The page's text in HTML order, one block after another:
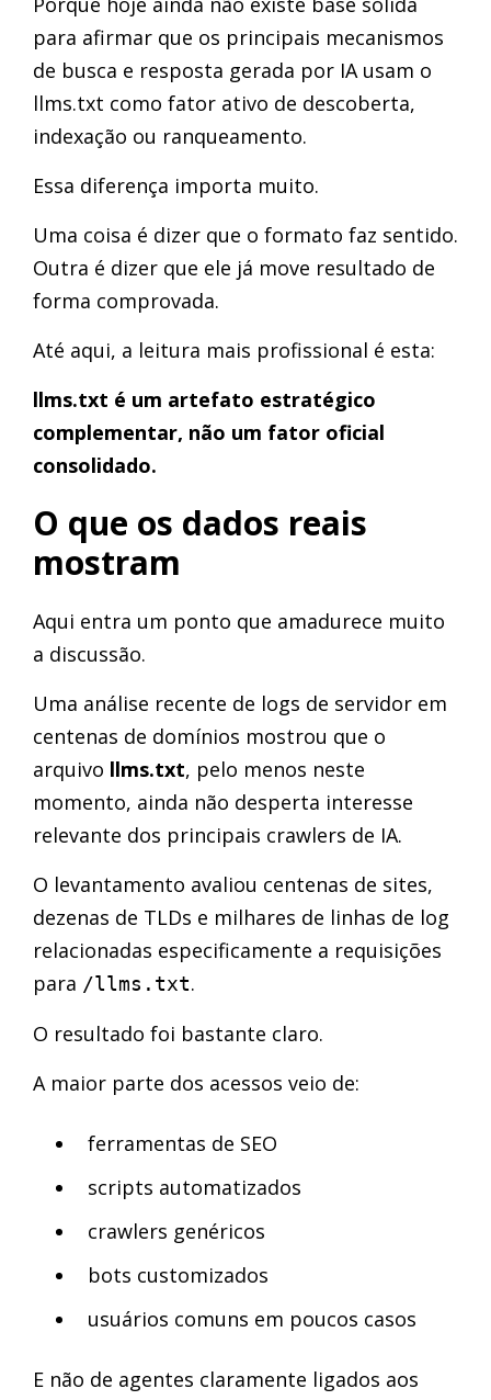
para afirmar que os principais mecanismos
de busca e resposta gerada por IA usam o
llms.txt como fator ativo de descoberta,
indexação ou ranqueamento.
Essa diferença importa muito.
Uma coisa é dizer que o formato faz sentido.
Outra é dizer que ele já move resultado de
forma comprovada.
Até aqui, a leitura mais profissional é esta:
llms.txt é um artefato estratégico
complementar, não um fator oficial
consolidado.
O que os dados reais
mostram
Aqui entra um ponto que amadurece muito
a discussão.
Uma análise recente de logs de servidor em
centenas de domínios mostrou que o
arquivo llms.txt, pelo menos neste
momento, ainda não desperta interesse
relevante dos principais crawlers de IA.
O levantamento avaliou centenas de sites,
dezenas de TLDs e milhares de linhas de log
relacionadas especificamente a requisições
para /llms.txt.
O resultado foi bastante claro.
A maior parte dos acessos veio de:
ferramentas de SEO
scripts automatizados
crawlers genéricos
bots customizados
usuários comuns em poucos casos
E não de agentes claramente ligados aos